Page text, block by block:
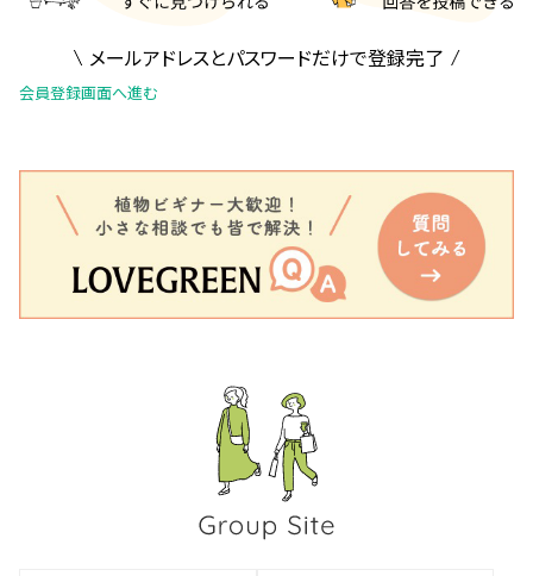
メールアドレスとパスワードだけで登録完了
会員登録画面へ進む